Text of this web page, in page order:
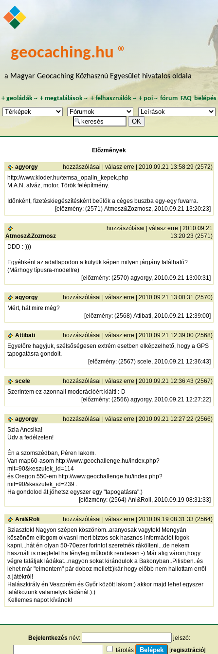
geocaching.hu ®
a Magyar Geocaching Közhasznú Egyesület hivatalos oldala
+ geoládák~ +megtalálások~ + felhasználók~ + poi~ fórum FAQ belépés
Előzmények
agyorgy hozzászólásai válasz erre | 2010.09.21 13:58:29 (2572)
http://www.kloder.hu/temsa_opalin_kepek.php
M.A.N. alváz, motor. Török felépítmény.
Időnként, fizetéskiegészítésként beülök a céges buszba egy-egy fuvarra.
[előzmény: (2571) Atmosz&Zozmosz, 2010.09.21 13:20:23]
Atmosz&Zozmosz
hozzászólásai válasz erre | 2010.09.21
13:20:23 (2571)
DDD :-)))
Egyébként az adatlapodon a kütyük képen milyen járgány található?
(Márhogy típusra-modellre)
[előzmény: (2570) agyorgy, 2010.09.21 13:00:31]
agyorgy hozzászólásai válasz erre | 2010.09.21 13:00:31 (2570)
Mért, hát mire még?
[előzmény: (2568) Attibati, 2010.09.21 12:39:00]
Attibati hozzászólásai válasz erre | 2010.09.21 12:39:00 (2568)
Egyelőre hagyjuk, szélsőségesen extrém esetben elképzelhető, hogy a GPS
tapogatásra gondolt.
[előzmény: (2567) scele, 2010.09.21 12:36:43]
scele hozzászólásai válasz erre | 2010.09.21 12:36:43 (2567)
Szerintem ez azonnali moderációért kiált! :-D
[előzmény: (2566) agyorgy, 2010.09.21 12:27:22]
agyorgy hozzászólásai válasz erre | 2010.09.21 12:27:22 (2566)
Szia Ancsika!
Üdv a fedélzeten!
Én a szomszédban, Péren lakom.
Van map60-asom http://www.geochallenge.hu/index.php?
mit=90&keszulek_id=114
és Oregon 550-em http://www.geochallenge.hu/index.php?
mit=90&keszulek_id=239.
Ha gondolod át jöhetsz egyszer egy "tapogatásra":)
[előzmény: (2564) Ani&Roli, 2010.09.19 08:31:33]
Ani&Roli hozzászólásai válasz erre | 2010.09.19 08:31:33 (2564)
Sziasztok! Nagyon szépen köszönöm..aranyosak vagytok! Mengyán
köszönöm elfogom olvasni mert biztos sok hasznos információt fogok
kapni...hát én olyan 50-70ezer forintot szeretnék rákölteni...de nekem
használt is megfelel ha tényleg működik rendesen:-) Már alig várom,hogy
végre találjak ládákat...nagyon sokat kirándulok a Bakonyban..Pilisben..és
lehet már "elmentem" pár doboz mellett:)kár hogy előbb nem hallottam erről
a játékról!
Halászkirály én Veszprém és Győr között lakom:) akkor majd lehet egyszer
találkozunk valamelyik ládánál:):)
Kellemes napot kívánok!
Bejelentkezés név:
jelszó:
tárolás
[regisztráció]